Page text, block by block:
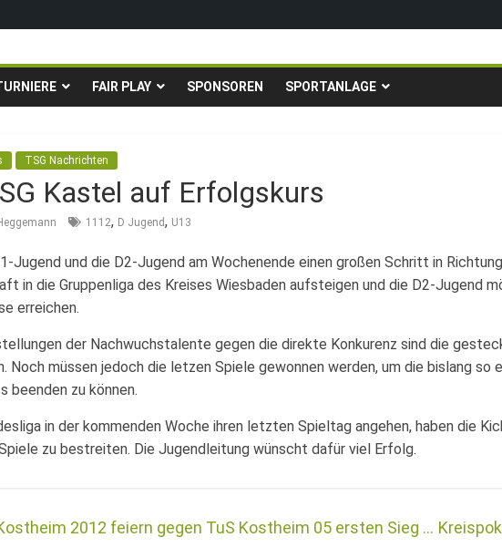
auf*
der TSG Kastel
für Hobbymannschaften
FAIR PLAY SPONSOREN SPORTANLAGE
TSG Nachrichten
Kastel auf Erfolgskurs
1112, D Jugend, U13
Jugend und die D2-Jugend am Wochenende einen großen Schritt in
in die Gruppenliga des Kreises Wiesbaden aufsteigen und die D2-Jugend
erreichen.
der Nachwuchstalente gegen die direkte Konkurenz sind die
Noch müssen jedoch die letzen Spiele gewonnen werden, um die bislang so
beenden zu können.
in der kommenden Woche ihren letzten Spieltag angehen, haben die
zu bestreiten. Die Jugendleitung wünscht dafür viel Erfolg.
2012 feiern gegen TuS Kostheim 05 ersten Sieg …